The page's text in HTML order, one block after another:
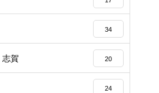
34
志賀 20
24